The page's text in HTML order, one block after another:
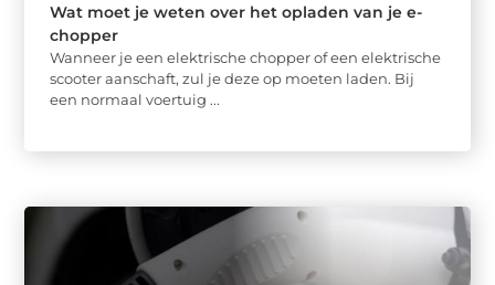
Wat moet je weten over het opladen van je e-
chopper
Wanneer je een elektrische chopper of een elektrische
scooter aanschaft, zul je deze op moeten laden. Bij
een normaal voertuig ...